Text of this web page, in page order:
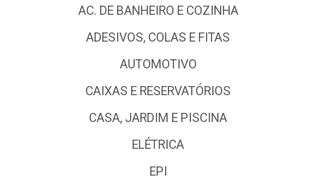
AC. DE BANHEIRO E COZINHA
ADESIVOS, COLAS E FITAS
AUTOMOTIVO
CAIXAS E RESERVATÓRIOS
CASA, JARDIM E PISCINA
ELÉTRICA
EPI